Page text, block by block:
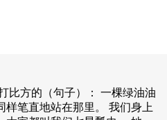
比方的（句子）： 一棵绿油油
样笔直地站在那里。 我们身上